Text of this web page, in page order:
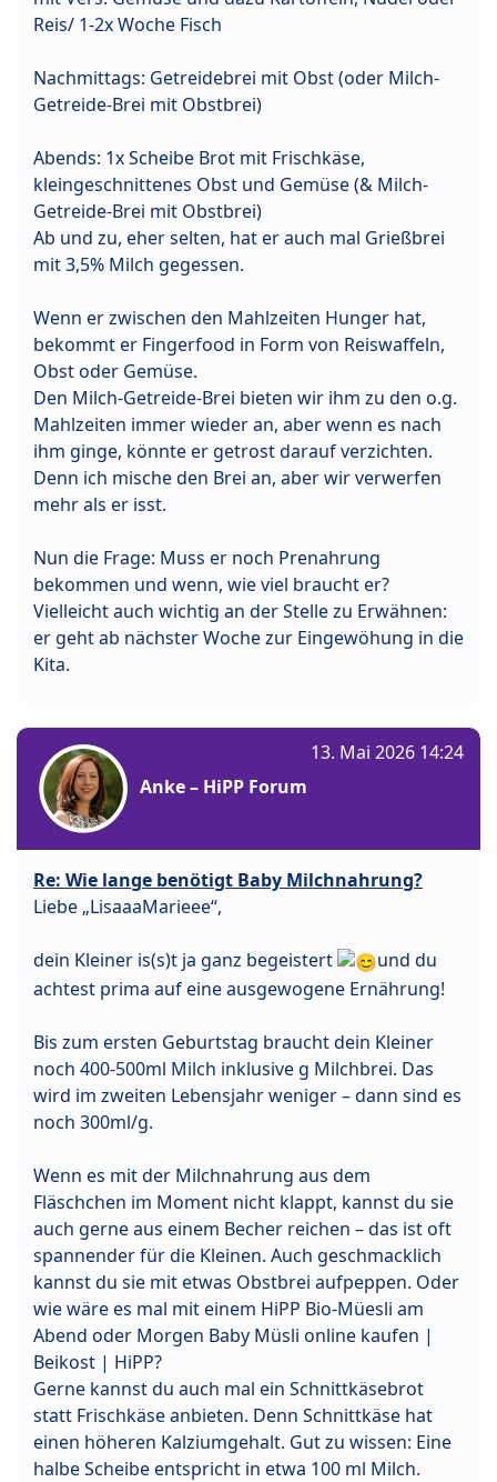
Reis/ 1-2x Woche Fisch
Nachmittags: Getreidebrei mit Obst (oder Milch-
Getreide-Brei mit Obstbrei)
Abends: 1x Scheibe Brot mit Frischkäse,
kleingeschnittenes Obst und Gemüse (& Milch-
Getreide-Brei mit Obstbrei)
Ab und zu, eher selten, hat er auch mal Grießbrei
mit 3,5% Milch gegessen.
Wenn er zwischen den Mahlzeiten Hunger hat,
bekommt er Fingerfood in Form von Reiswaffeln,
Obst oder Gemüse.
Den Milch-Getreide-Brei bieten wir ihm zu den o.g.
Mahlzeiten immer wieder an, aber wenn es nach
ihm ginge, könnte er getrost darauf verzichten.
Denn ich mische den Brei an, aber wir verwerfen
mehr als er isst.
Nun die Frage: Muss er noch Prenahrung
bekommen und wenn, wie viel braucht er?
Vielleicht auch wichtig an der Stelle zu Erwähnen:
er geht ab nächster Woche zur Eingewöhung in die
Kita.
Anke – HiPP Forum
13. Mai 2026 14:24
Re: Wie lange benötigt Baby Milchnahrung?
Liebe „LisaaaMarieee“,
dein Kleiner is(s)t ja ganz begeistert
und du
achtest prima auf eine ausgewogene Ernährung!
Bis zum ersten Geburtstag braucht dein Kleiner
noch 400-500ml Milch inklusive g Milchbrei. Das
wird im zweiten Lebensjahr weniger – dann sind es
noch 300ml/g.
Wenn es mit der Milchnahrung aus dem
Fläschchen im Moment nicht klappt, kannst du sie
auch gerne aus einem Becher reichen – das ist oft
spannender für die Kleinen. Auch geschmacklich
kannst du sie mit etwas Obstbrei aufpeppen. Oder
wie wäre es mal mit einem HiPP Bio-Müesli am
Abend oder Morgen Baby Müsli online kaufen |
Beikost | HiPP?
Gerne kannst du auch mal ein Schnittkäsebrot
statt Frischkäse anbieten. Denn Schnittkäse hat
einen höheren Kalziumgehalt. Gut zu wissen: Eine
halbe Scheibe entspricht in etwa 100 ml Milch.